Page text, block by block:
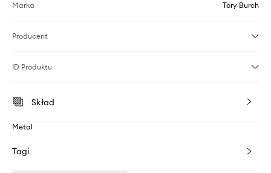
Marka Tory Burch
Producent
ID Produktu
Skład
Metal
Tagi